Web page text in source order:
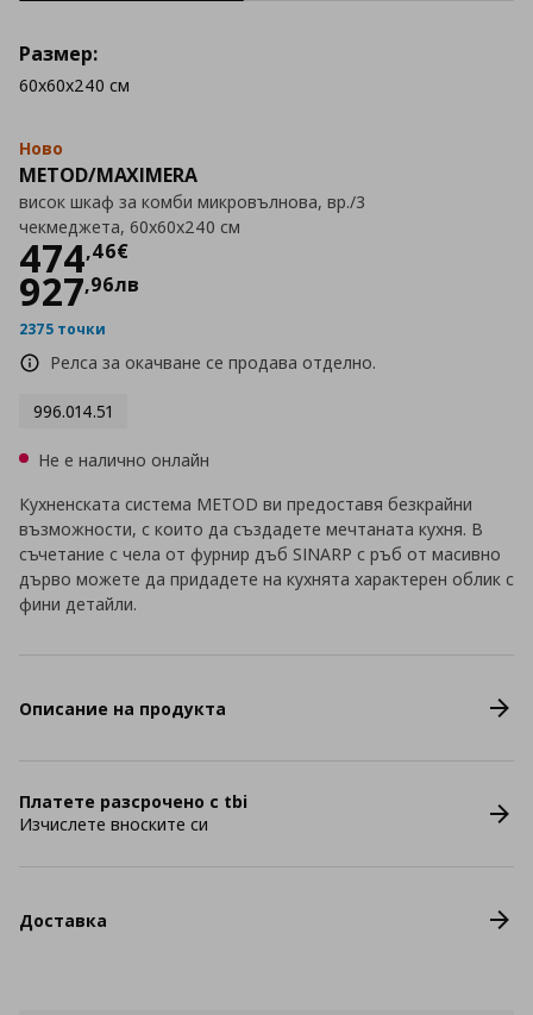
Ново
METOD/MAXIMERA
висок шкаф за комби микровълнова, вр./3
чекмеджета, 60x60x240 см
474,46€
Цена474,46 €
927,96лв
2375 точки
Релса за окачване се продава отделно.
996.014.51
Размер:
60x60x240 см
Не е налично онлайн
Кухненската система METOD ви предоставя безкрайни
възможности, с които да създадете мечтаната кухня. В
съчетание с чела от фурнир дъб SINARP с ръб от масивно
дърво можете да придадете на кухнята характерен облик с
фини детайли.
Описание на продукта
Платете разсрочено с tbi
Изчислете вноските си
Доставка